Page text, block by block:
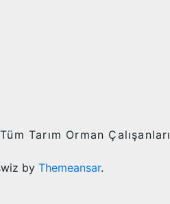
Tarım Orman Çalışanları
by Themeansar.